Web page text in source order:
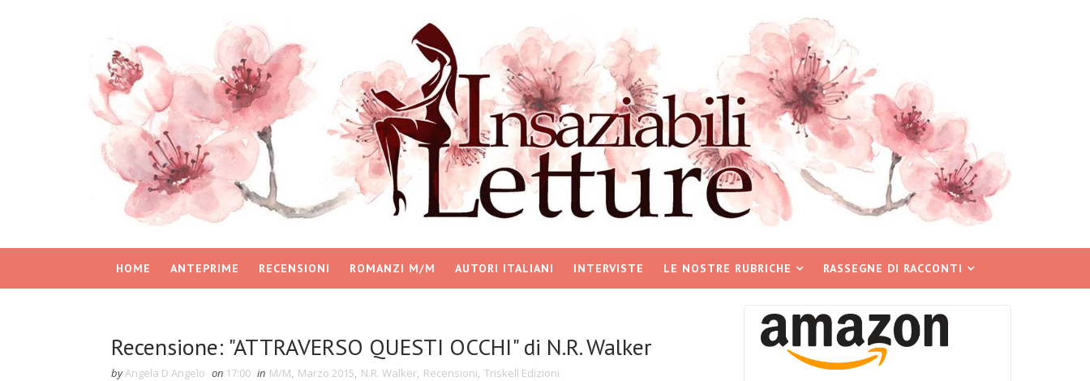
HOME ANTEPRIME RECENSIONI ROMANZI M/M AUTORI ITALIANI INTERVISTE LE NOSTRE RUBRICHE RASSEGNE DI RACCONTI
Recensione: "ATTRAVERSO QUESTI OCCHI" di N.R. Walker
byAngela D Angelo on 17:00 in M/M, Marzo 2015, N.R. Walker, Recensioni, Triskell Edizioni